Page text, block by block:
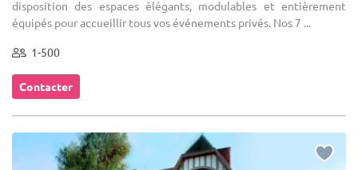
disposition des espaces élégants, modulables et entièrement
équipés pour accueillir tous vos événements privés. Nos 7 ...
1-500
Contacter